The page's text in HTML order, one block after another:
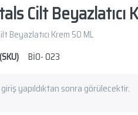
Cilt Beyazlatıcı
Beyazlatıcı Krem 50 ML
BİO- 023
yapıldıktan sonra görülecektir.